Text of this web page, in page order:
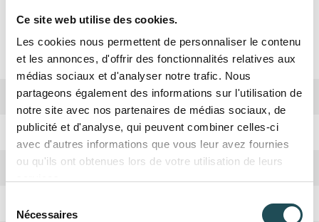
Ce site web utilise des cookies.
Les cookies nous permettent de personnaliser le contenu
et les annonces, d'offrir des fonctionnalités relatives aux
médias sociaux et d'analyser notre trafic. Nous
partageons également des informations sur l'utilisation de
notre site avec nos partenaires de médias sociaux, de
publicité et d'analyse, qui peuvent combiner celles-ci
avec d'autres informations que vous leur avez fournies
ou qu'ils ont obtenues lors de votre utilisation de leurs
Nécessaires
Spécifications
Biodiversité Haute
Période de plantation Octobre, Avril
Forme de la couronne Large et ovoïde
Oui